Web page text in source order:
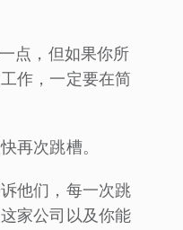
点，但如果你所
作，一定要在简
再次跳槽。
他们，每一次跳
家公司以及你能